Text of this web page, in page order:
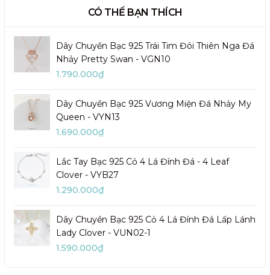
CÓ THỂ BẠN THÍCH
Dây Chuyền Bạc 925 Trái Tim Đôi Thiên Nga Đá
Nhảy Pretty Swan - VGN10
1.790.000₫
Dây Chuyền Bạc 925 Vương Miện Đá Nhảy My
Queen - VYN13
1.690.000₫
Lắc Tay Bạc 925 Cỏ 4 Lá Đính Đá - 4 Leaf
Clover - VYB27
1.290.000₫
Dây Chuyền Bạc 925 Cỏ 4 Lá Đính Đá Lấp Lánh
Lady Clover - VUN02-1
1.590.000₫